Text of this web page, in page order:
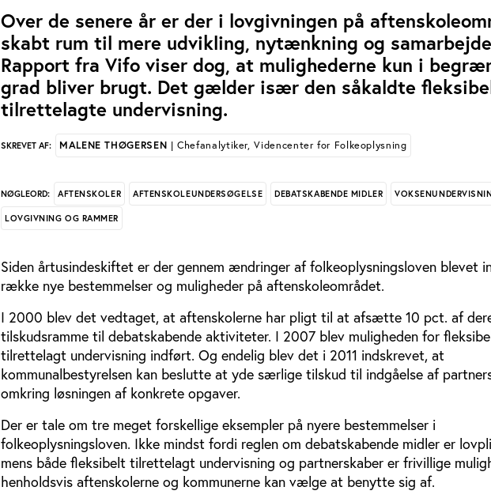
Over de senere år er der i lovgivningen på
skabt rum til mere udvikling, nytænkning og
Rapport fra Vifo viser dog, at mulighederne kun i
grad bliver brugt. Det gælder især den såkaldte
tilrettelagte undervisning.
SKREVET AF: MALENE THØGERSEN | Chefanalytiker, Videncenter for Folkeoplysning
NØGLEORD: AFTENSKOLER AFTENSKOLEUNDERSØGELSE DEBATSKABENDE MIDLER
LOVGIVNING OG RAMMER
Siden årtusindeskiftet er der gennem ændringer af folkeoplysningsloven blevet
række nye bestemmelser og muligheder på aftenskoleområdet.
I 2000 blev det vedtaget, at aftenskolerne har pligt til at afsætte 10 pct. af
tilskudsramme til debatskabende aktiviteter. I 2007 blev muligheden for
tilrettelagt undervisning indført. Og endelig blev det i 2011 indskrevet, at
kommunalbestyrelsen kan beslutte at yde særlige tilskud til indgåelse af
omkring løsningen af konkrete opgaver.
Der er tale om tre meget forskellige eksempler på nyere bestemmelser i
folkeoplysningsloven. Ikke mindst fordi reglen om debatskabende midler er
mens både fleksibelt tilrettelagt undervisning og partnerskaber er frivillige
henholdsvis aftenskolerne og kommunerne kan vælge at benytte sig af.